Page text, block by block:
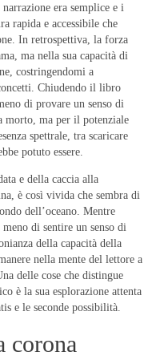
era semplice e i
rapida e accessibile che
In retrospettiva, la forza
ma nella sua capacità di
costringendomi a
Chiudendo il libro
di provare un senso di
morto, ma per il potenziale
spettrale, tra scaricare
potuto essere.
e della caccia alla
è così vivida che sembra di
dell’oceano. Mentre
di sentire un senso di
della capacità della
nella mente del lettore a
delle cose che distingue
è la sua esplorazione attenta
e le seconde possibilità.
corona